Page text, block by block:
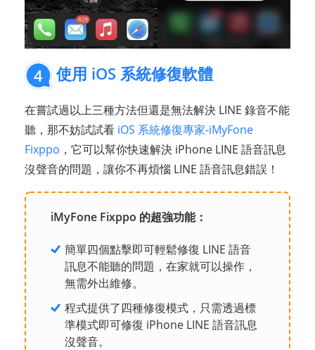
4 使用 iOS 系統修復軟體
在嘗試過以上三種方法但還是無法解決 LINE 錄音不能
聽，那不妨試試看 iOS 系統修復專家-iMyFone
Fixppo ，它可以幫你快速解決 iPhone LINE 語音訊息
沒聲音的問題，讓你不再煩惱 LINE 語音訊息錯誤！
iMyFone Fixppo 的超強功能：
簡單四個點擊即可輕鬆修復 LINE 語音
訊息不能聽的問題，在家就可以操作，
無需外出維修。
程式提供了四種修復模式，只需透過標
準模式即可修復 iPhone LINE 語音訊息
沒聲音。